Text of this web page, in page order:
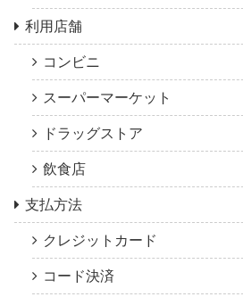
利用店舗
コンビニ
スーパーマーケット
ドラッグストア
飲食店
支払方法
クレジットカード
コード決済